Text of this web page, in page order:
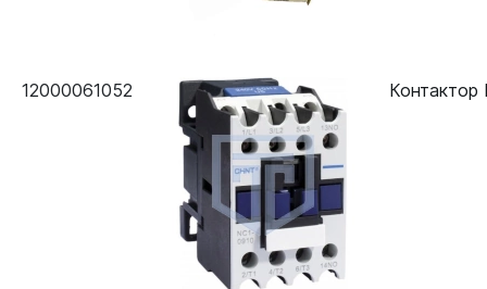
12000061052 Контактор